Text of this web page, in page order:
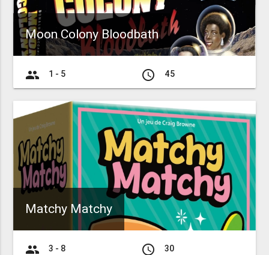
Moon Colony Bloodbath
group 1 - 5 access_time 45
Matchy Matchy
group 3 - 8 access_time 30